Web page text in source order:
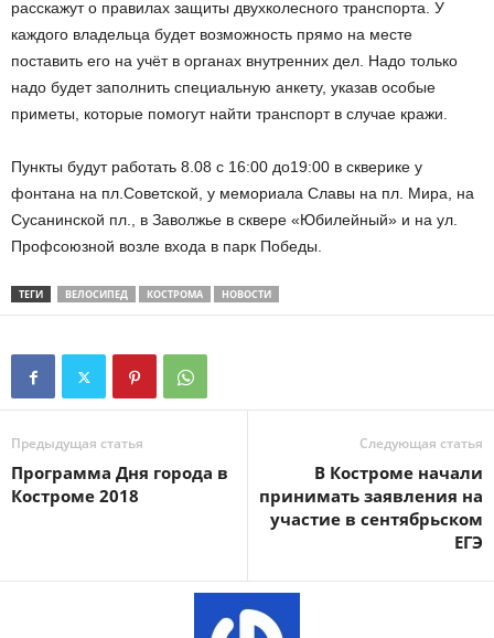
расскажут о правилах защиты двухколесного транспорта. У
каждого владельца будет возможность прямо на месте
поставить его на учёт в органах внутренних дел. Надо только
надо будет заполнить специальную анкету, указав особые
приметы, которые помогут найти транспорт в случае кражи.
Пункты будут работать 8.08 с 16:00 до19:00 в скверике у
фонтана на пл.Советской, у мемориала Славы на пл. Мира, на
Сусанинской пл., в Заволжье в сквере «Юбилейный» и на ул.
Профсоюзной возле входа в парк Победы.
ТЕГИ ВЕЛОСИПЕД КОСТРОМА НОВОСТИ
Предыдущая статья
Программа Дня города в
Костроме 2018
Следующая статья
В Костроме начали
принимать заявления на
участие в сентябрьском
ЕГЭ